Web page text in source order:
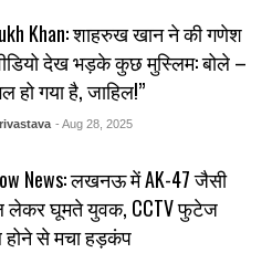
Khan: शाहरुख खान ने की गणेश
देख भड़के कुछ मुस्लिम: बोले –
हो गया है, जाहिल!”
- Aug 28, 2025
News: लखनऊ में AK-47 जैसी
लेकर घूमते युवक, CCTV फुटेज
होने से मचा हड़कंप